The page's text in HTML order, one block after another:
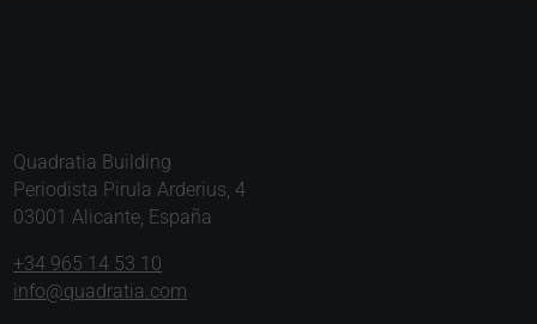
Quadratia Building
Periodista Pirula Arderius, 4
03001 Alicante, España
+34 965 14 53 10
info@quadratia.com